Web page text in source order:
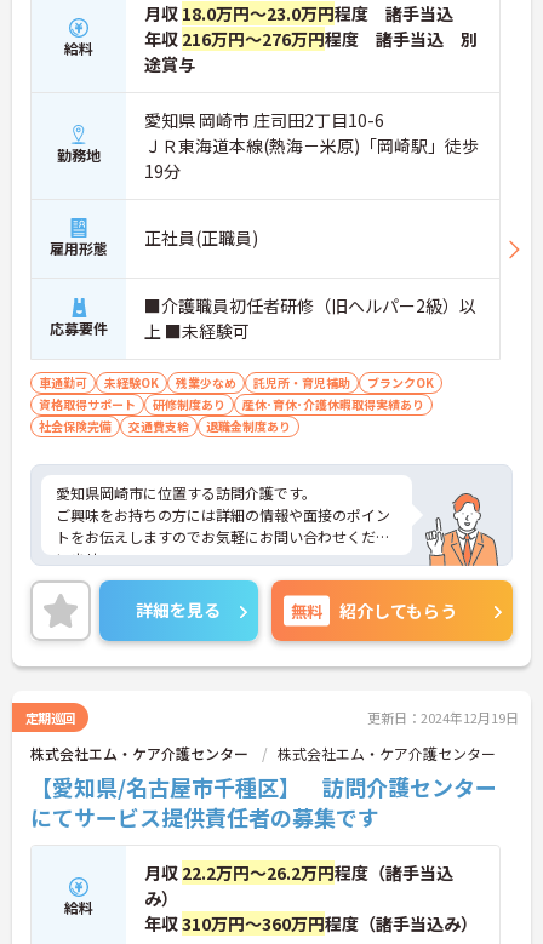
給料
月収 18.0万円～23.0万円程度 諸手当込
年収 216万円～276万円程度 諸手当込 別
途賞与
勤務地
愛知県 岡崎市 庄司田2丁目10-6
ＪＲ東海道本線(熱海－米原)「岡崎駅」徒歩
19分
雇用形態 正社員(正職員)
応募要件
■介護職員初任者研修（旧ヘルパー2級）以
上 ■未経験可
車通勤可 未経験OK 残業少なめ 託児所・育児補助
ブランクOK
資格取得サポート
研修制度あり
産休･育休･介護休暇取得実績あり
社会保険完備
交通費支給 退職金制度あり
愛知県岡崎市に位置する訪問介護です。
ご興味をお持ちの方には詳細の情報や面接のポイン
トをお伝えしますのでお気軽にお問い合わせくださ
いませ。
詳細を見る 無料 紹介してもらう
定期巡回 更新日：2024年12月19日
株式会社エム・ケア介護センター 株式会社エム・ケア介護センター
【愛知県/名古屋市千種区】 訪問介護センター
にてサービス提供責任者の募集です
給料
月収 22.2万円～26.2万円程度（諸手当込
み）
年収310万円～360万円程度（諸手当込み）